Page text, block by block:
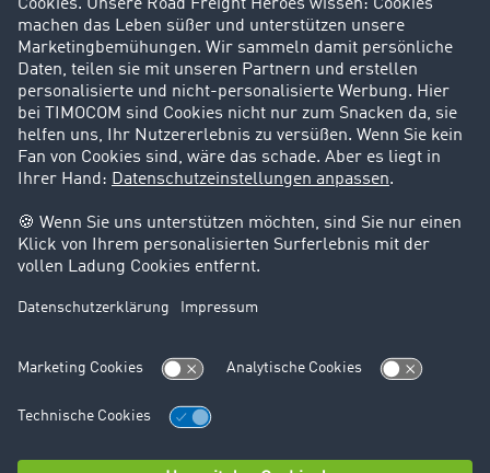
Karriere
Support
Kontakt
Rechtliches
Impressum
AGB